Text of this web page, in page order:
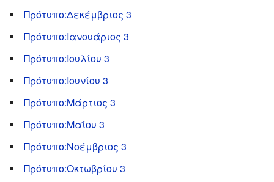
Πρότυπο:Δεκέμβριος 3
Πρότυπο:Ιανουάριος 3
Πρότυπο:Ιουλίου 3
Πρότυπο:Ιουνίου 3
Πρότυπο:Μάρτιος 3
Πρότυπο:Μαΐου 3
Πρότυπο:Νοέμβριος 3
Πρότυπο:Οκτωβρίου 3